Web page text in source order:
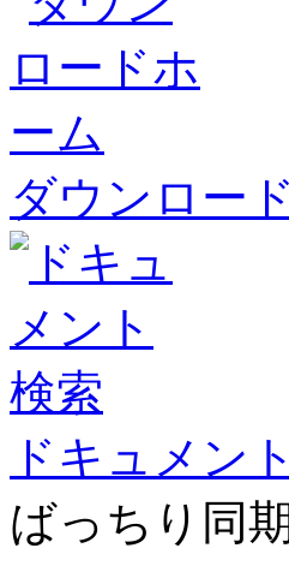
ダウンロー
ドキュメン
ばっちり同